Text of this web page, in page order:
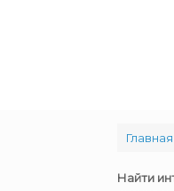
Главная
Найти